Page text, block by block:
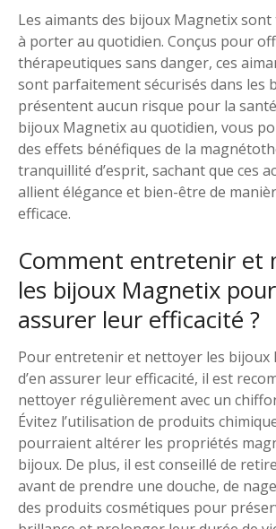
Les aimants des bijoux Magnetix
à porter au quotidien. Conçus pour
thérapeutiques sans danger, ces
sont parfaitement sécurisés dans les
présentent aucun risque pour la
bijoux Magnetix au quotidien, vous
des effets bénéfiques de la
tranquillité d’esprit, sachant que ces
allient élégance et bien-être de
efficace.
Comment entretenir et
les bijoux Magnetix
assurer leur efficacité ?
Pour entretenir et nettoyer les bijoux
d’en assurer leur efficacité, il est
nettoyer régulièrement avec un
Évitez l’utilisation de produits
pourraient altérer les propriétés
bijoux. De plus, il est conseillé de
avant de prendre une douche, de
des produits cosmétiques pour